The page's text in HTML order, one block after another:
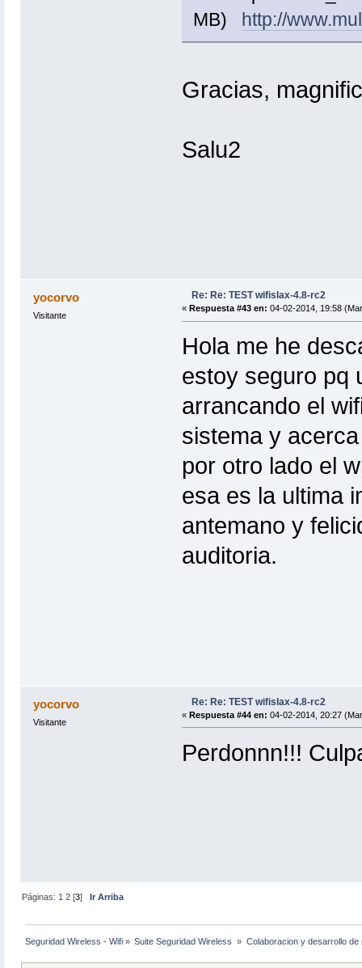
MB)
http://
Gracias,
Salu2
yocorvo
Visitante
Re: Re: TEST wifislax-4.8-rc2
« Respuesta #43 en: 04-02-2014, 19:58
Hola me he
estoy seguro pq
arrancando el
sistema y
por otro lado el
esa es la ultima
antemano y
auditoria.
yocorvo
Visitante
Re: Re: TEST wifislax-4.8-rc2
« Respuesta #44 en: 04-02-2014, 20:27
Perdonnn!!!
Páginas: 1 2 [3]Ir Arriba
Seguridad Wireless - Wifi » Suite Seguridad Wireless » Colaboracion y desarrollo de